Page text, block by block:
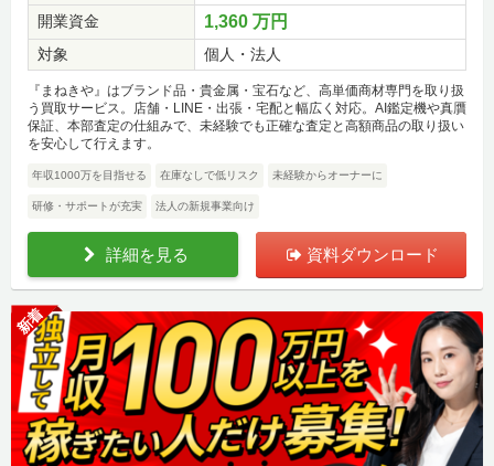
開業資金
1,360 万円
対象 個人・法人
『まねきや』はブランド品・貴金属・宝石など、高単価商材専門を取り扱
う買取サービス。店舗・LINE・出張・宅配と幅広く対応。AI鑑定機や真贋
保証、本部査定の仕組みで、未経験でも正確な査定と高額商品の取り扱い
を安心して行えます。
年収1000万を目指せる 在庫なしで低リスク 未経験からオーナーに
研修・サポートが充実 法人の新規事業向け
詳細を見る 資料ダウンロード
新着